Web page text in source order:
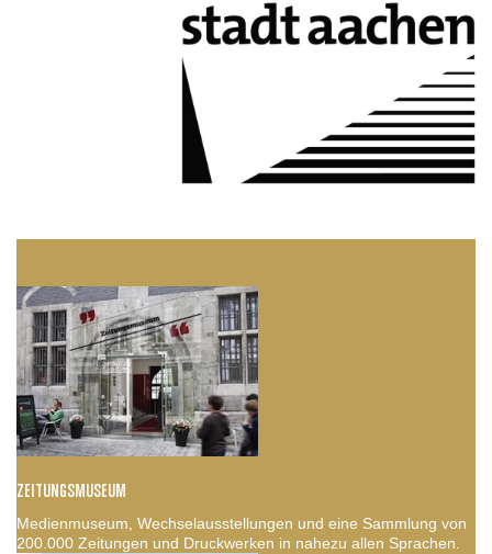
ZEITUNGSMUSEUM
Medienmuseum, Wechselausstellungen und eine Sammlung von
200.000 Zeitungen und Druckwerken in nahezu allen Sprachen.